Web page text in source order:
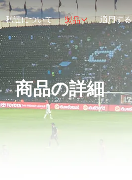
私達について 製品 適用する
商品の詳細